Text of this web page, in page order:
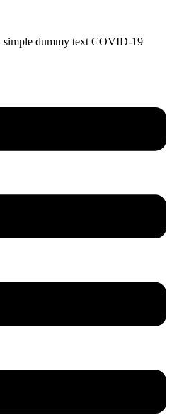
simple dummy text COVID-19